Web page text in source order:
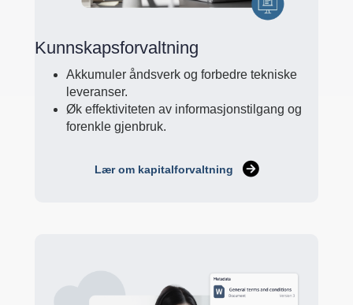
Kunnskapsforvaltning
Akkumuler åndsverk og forbedre tekniske
leveranser.
Øk effektiviteten av informasjonstilgang og
forenkle gjenbruk.
Lær om kapitalforvaltning